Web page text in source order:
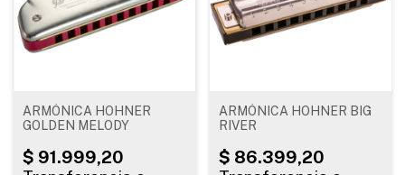
ARMÓNICA HOHNER
GOLDEN MELODY
ARMÓNICA HOHNER BIG
RIVER